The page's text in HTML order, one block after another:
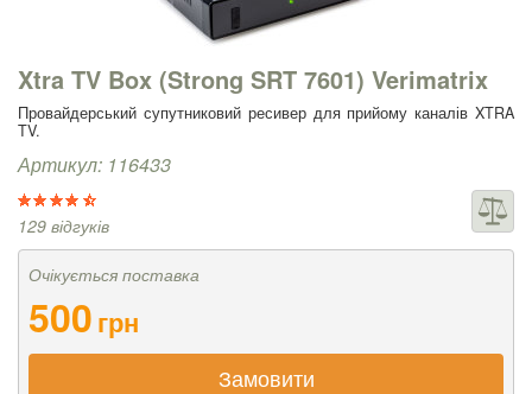
Xtra TV Box (Strong SRT 7601) Verimatrix
Провайдерський супутниковий ресивер для прийому каналів XTRA
TV.
Артикул: 116433
129 відгуків
Очікується поставка
500грн
Замовити